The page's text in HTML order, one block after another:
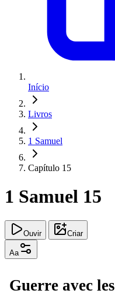
Início
Livros
1 Samuel
Capítulo 15
1 Samuel 15
Ouvir Criar
Aa
Guerre avec les